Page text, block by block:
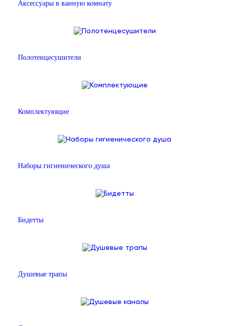
Аксессуары в ванную комнату
Полотенцесушители
Комплектующие
Наборы гигиенического душа
Бидетты
Душевые трапы